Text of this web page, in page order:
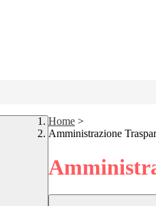
Home >
Amministrazione